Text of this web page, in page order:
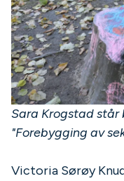
Sara Krogstad
"Forebygging av
Victoria Sørøy